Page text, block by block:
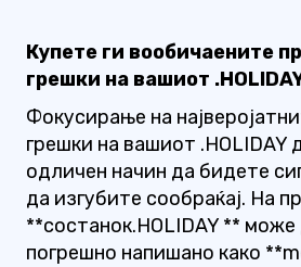
Купете ги вообичаените
грешки на вашиот
Фокусирање на
грешки на вашиот .HOLIDAY
одличен начин да бидете
да изгубите сообраќај. На
**состанок.HOLIDAY **
погрешно напишано како